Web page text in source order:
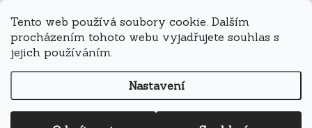
Tento web používá soubory cookie. Dalším
procházením tohoto webu vyjadřujete souhlas s
jejich používáním.
Nastavení